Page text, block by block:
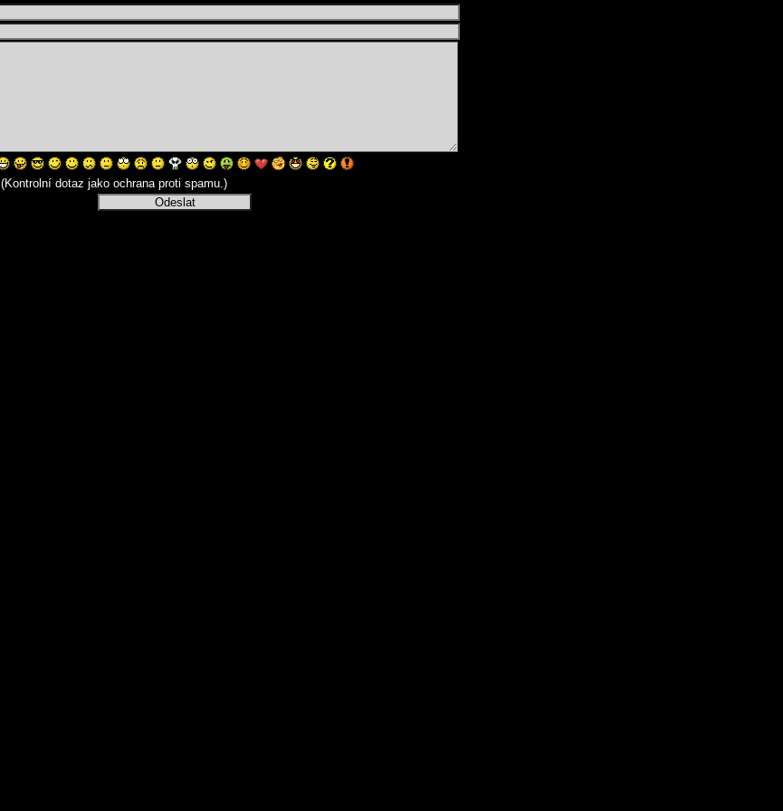
(Kontrolní dotaz jako ochrana proti spamu.)